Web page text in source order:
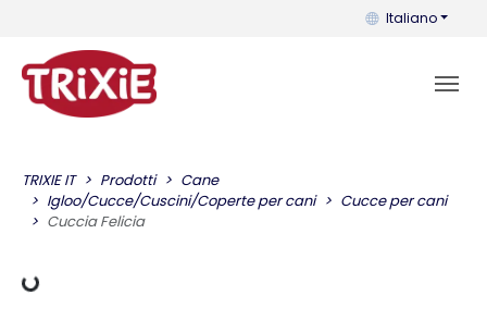
Puoi cambiare
Italiano
TRIXIE IT Prodotti
Cane
Igloo/Cucce/Cuscini/Coperte per cani
Cucce per cani
Cuccia Felicia
Dati di carico